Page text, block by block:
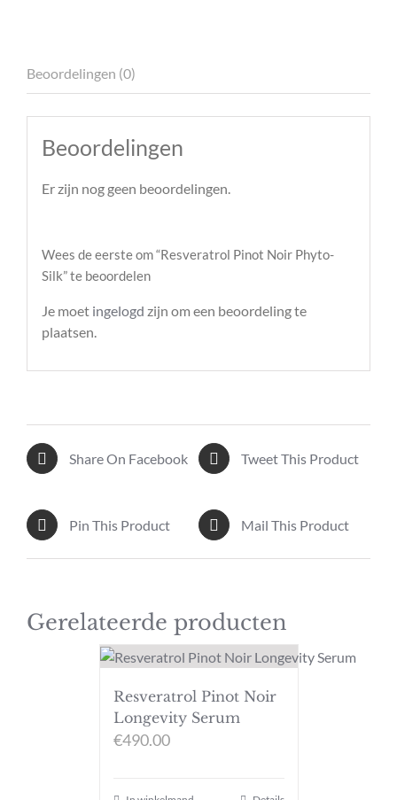
Beoordelingen (0)
Beoordelingen
Er zijn nog geen beoordelingen.
Wees de eerste om “Resveratrol Pinot Noir Phyto-
Silk” te beoordelen
Je moet ingelogd zijn om een beoordeling te
plaatsen.
Share On Facebook Tweet This Product
Pin This Product Mail This Product
Gerelateerde producten
Resveratrol Pinot Noir
Longevity Serum
€490.00